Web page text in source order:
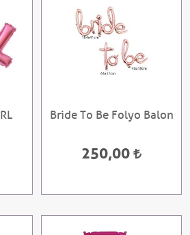
Bride To Be Folyo Balon
250,00